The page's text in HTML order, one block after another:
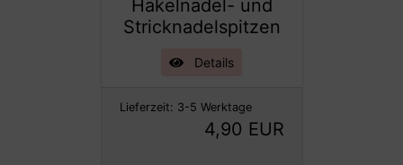
Häkelnadel- und
Stricknadelspitzen
Details
Lieferzeit: 3-5 Werktage
4,90 EUR